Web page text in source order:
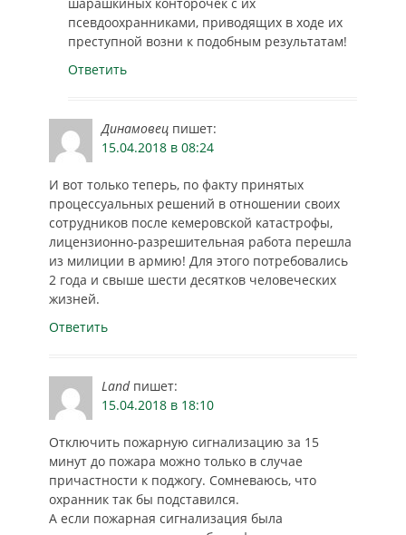
псевдоохранниками, приводящих в ходе их
преступной возни к подобным результатам!
Ответить
Динамовец пишет:
15.04.2018 в 08:24
И вот только теперь, по факту принятых
процессуальных решений в отношении своих
сотрудников после кемеровской катастрофы,
лицензионно-разрешительная работа перешла
из милиции в армию! Для этого потребовались
2 года и свыше шести десятков человеческих
жизней.
Ответить
Land пишет:
15.04.2018 в 18:10
Отключить пожарную сигнализацию за 15
минут до пожара можно только в случае
причастности к поджогу. Сомневаюсь, что
охранник так бы подставился.
А если пожарная сигнализация была